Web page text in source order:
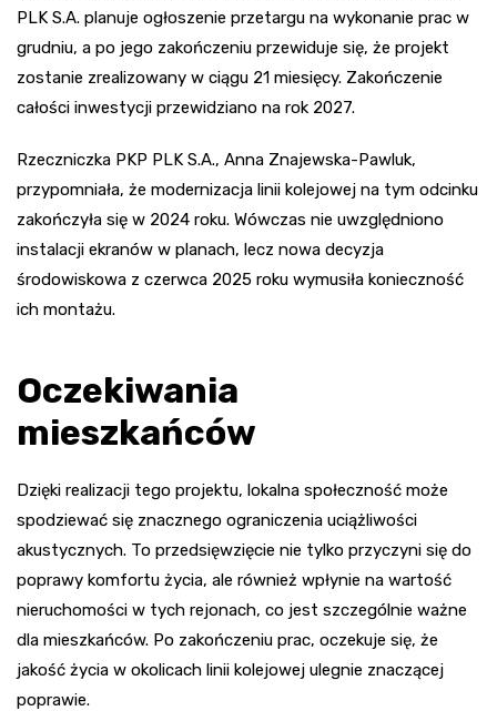
PLK S.A. planuje ogłoszenie przetargu na wykonanie prac w
grudniu, a po jego zakończeniu przewiduje się, że projekt
zostanie zrealizowany w ciągu 21 miesięcy. Zakończenie
całości inwestycji przewidziano na rok 2027.
Rzeczniczka PKP PLK S.A., Anna Znajewska-Pawluk,
przypomniała, że modernizacja linii kolejowej na tym odcinku
zakończyła się w 2024 roku. Wówczas nie uwzględniono
instalacji ekranów w planach, lecz nowa decyzja
środowiskowa z czerwca 2025 roku wymusiła konieczność
ich montażu.
Oczekiwania
mieszkańców
Dzięki realizacji tego projektu, lokalna społeczność może
spodziewać się znacznego ograniczenia uciążliwości
akustycznych. To przedsięwzięcie nie tylko przyczyni się do
poprawy komfortu życia, ale również wpłynie na wartość
nieruchomości w tych rejonach, co jest szczególnie ważne
dla mieszkańców. Po zakończeniu prac, oczekuje się, że
jakość życia w okolicach linii kolejowej ulegnie znaczącej
poprawie.